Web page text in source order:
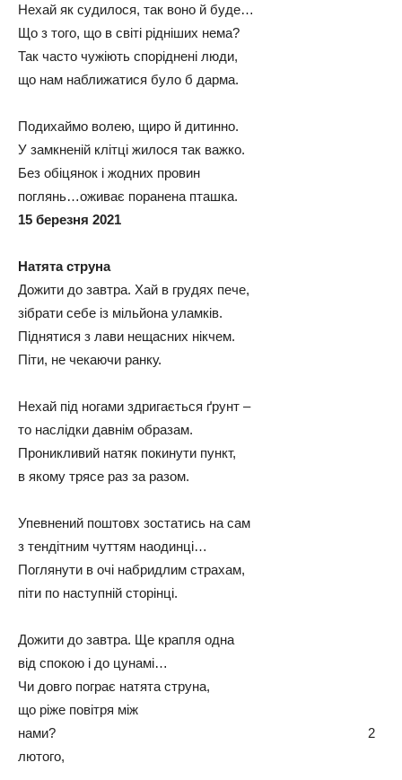
Нехай як судилося, так воно й буде…
Що з того, що в світі рідніших нема?
Так часто чужіють споріднені люди,
що нам наближатися було б дарма.
Подихаймо волею, щиро й дитинно.
У замкненій клітці жилося так важко.
Без обіцянок і жодних провин
поглянь…оживає поранена пташка.
15 березня 2021
Натята струна
Дожити до завтра. Хай в грудях пече,
зібрати себе із мільйона уламків.
Піднятися з лави нещасних нікчем.
Піти, не чекаючи ранку.
Нехай під ногами здригається ґрунт –
то наслідки давнім образам.
Проникливий натяк покинути пункт,
в якому трясе раз за разом.
Упевнений поштовх зостатись на сам
з тендітним чуттям наодинці…
Поглянути в очі набридлим страхам,
піти по наступній сторінці.
Дожити до завтра. Ще крапля одна
від спокою і до цунамі…
Чи довго пограє натята струна,
що ріже повітря між
нами? 2
лютого,